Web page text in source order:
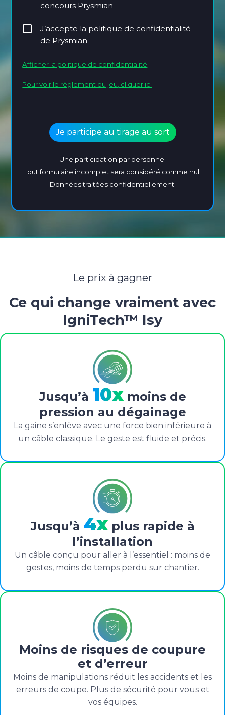
concours Prysmian
J’accepte la politique de confidentialité
de Prysmian
Afficher la politique de confidentialité
Pour voir le règlement du jeu, cliquer ici
Une participation par personne.
Tout formulaire incomplet sera considéré comme nul.
Données traitées confidentiellement.
Le prix à gagner
Ce qui change vraiment avec
IgniTech™ Isy
Jusqu’à 10xmoins de
pression au dégainage
La gaine s’enlève avec une force bien inférieure à
un câble classique. Le geste est fluide et précis.
Jusqu’à 4xplus rapide à
l’installation
Un câble conçu pour aller à l’essentiel : moins de
gestes, moins de temps perdu sur chantier.
Moins de risques de coupure
et d’erreur
Moins de manipulations réduit les accidents et les
erreurs de coupe. Plus de sécurité pour vous et
vos équipes.